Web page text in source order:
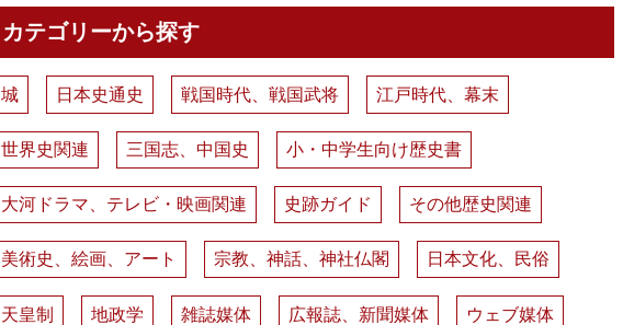
カテゴリーから探す
城 日本史通史 戦国時代、戦国武将 江戸時代、幕末
世界史関連 三国志、中国史 小・中学生向け歴史書
大河ドラマ、テレビ・映画関連 史跡ガイド その他歴史関連
美術史、絵画、アート 宗教、神話、神社仏閣 日本文化、民俗
天皇制 地政学 雑誌媒体 広報誌、新聞媒体 ウェブ媒体